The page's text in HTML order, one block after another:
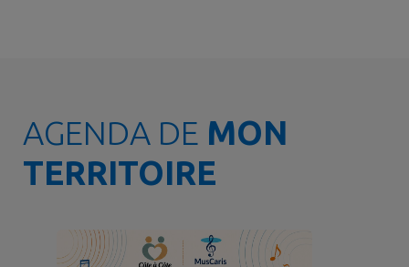
AGENDA DE MON
TERRITOIRE